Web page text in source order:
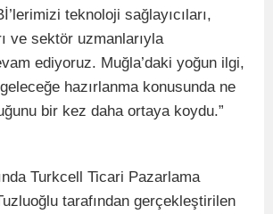
teknoloji sağlayıcıları,
ve sektör uzmanlarıyla
ediyoruz. Muğla’daki yoğun ilgi,
hazırlanma konusunda ne
bir kez daha ortaya koydu.”
Turkcell Ticari Pazarlama
tarafından gerçekleştirilen